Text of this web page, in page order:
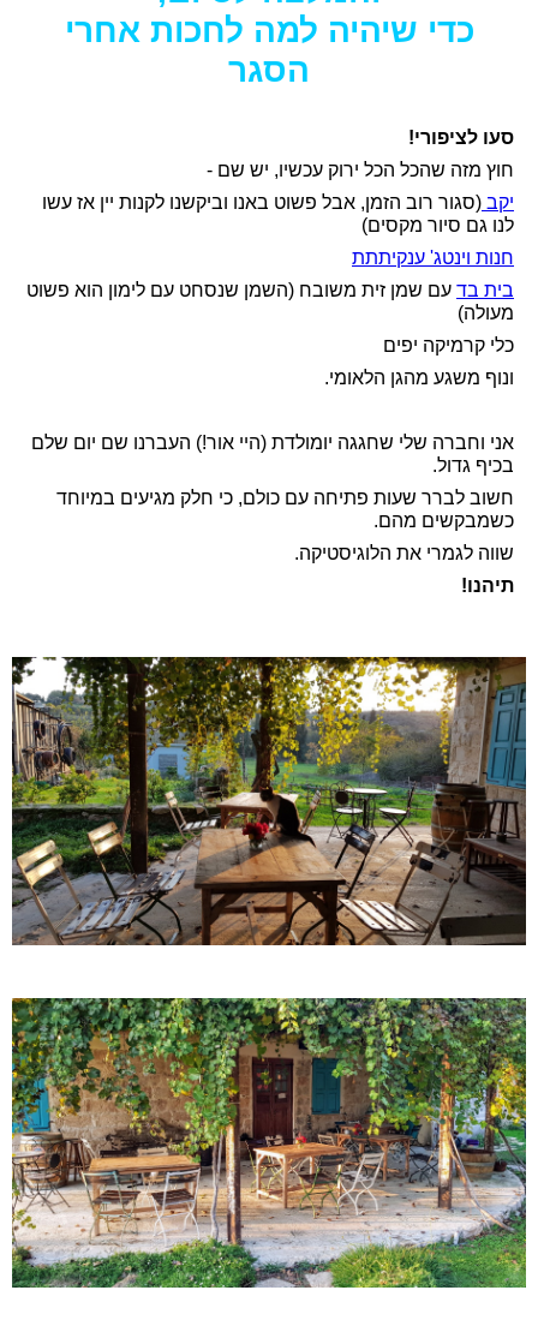
כדי שיהיה למה לחכות אחרי
הסגר
סעו לציפורי!
חוץ מזה שהכל הכל ירוק עכשיו, יש שם -
יקב (סגור רוב הזמן, אבל פשוט באנו וביקשנו לקנות יין אז עשו
לנו גם סיור מקסים)
חנות וינטג' ענקיתתת
בית בד עם שמן זית משובח (השמן שנסחט עם לימון הוא פשוט
מעולה)
כלי קרמיקה יפים
ונוף משגע מהגן הלאומי.
אני וחברה שלי שחגגה יומולדת (היי אור!) העברנו שם יום שלם
בכיף גדול.
חשוב לברר שעות פתיחה עם כולם, כי חלק מגיעים במיוחד
כשמבקשים מהם.
שווה לגמרי את הלוגיסטיקה.
תיהנו!